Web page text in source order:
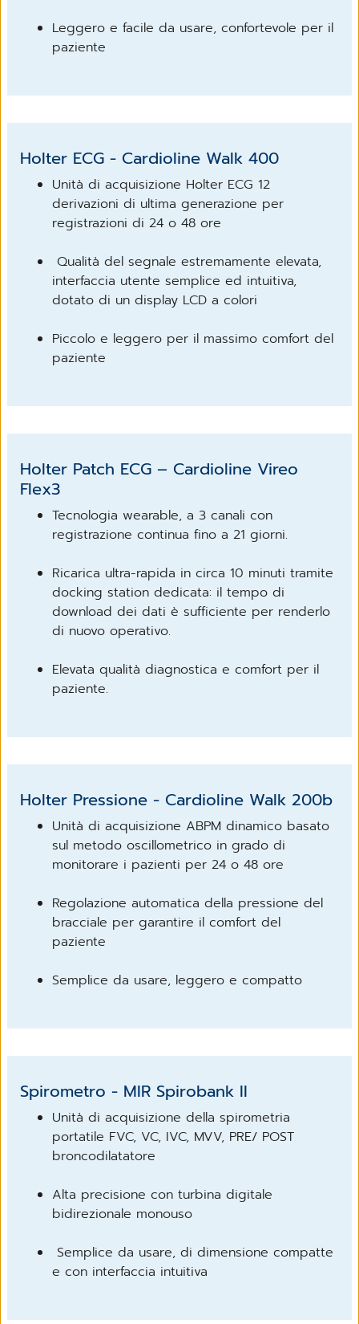
Leggero e facile da usare, confortevole per il
paziente
Holter ECG - Cardioline Walk 400
Unità di acquisizione Holter ECG 12
derivazioni di ultima generazione per
registrazioni di 24 o 48 ore
Qualità del segnale estremamente elevata,
interfaccia utente semplice ed intuitiva,
dotato di un display LCD a colori
Piccolo e leggero per il massimo comfort del
paziente
Holter Patch ECG – Cardioline Vireo
Flex3
Tecnologia wearable, a 3 canali con
registrazione continua fino a 21 giorni.
Ricarica ultra-rapida in circa 10 minuti tramite
docking station dedicata: il tempo di
download dei dati è sufficiente per renderlo
di nuovo operativo.
Elevata qualità diagnostica e comfort per il
paziente.
Holter Pressione - Cardioline Walk 200b
Unità di acquisizione ABPM dinamico basato
sul metodo oscillometrico in grado di
monitorare i pazienti per 24 o 48 ore
Regolazione automatica della pressione del
bracciale per garantire il comfort del
paziente
Semplice da usare, leggero e compatto
Spirometro - MIR Spirobank II
Unità di acquisizione della spirometria
portatile FVC, VC, IVC, MVV, PRE/ POST
broncodilatatore
Alta precisione con turbina digitale
bidirezionale monouso
Semplice da usare, di dimensione compatte
e con interfaccia intuitiva